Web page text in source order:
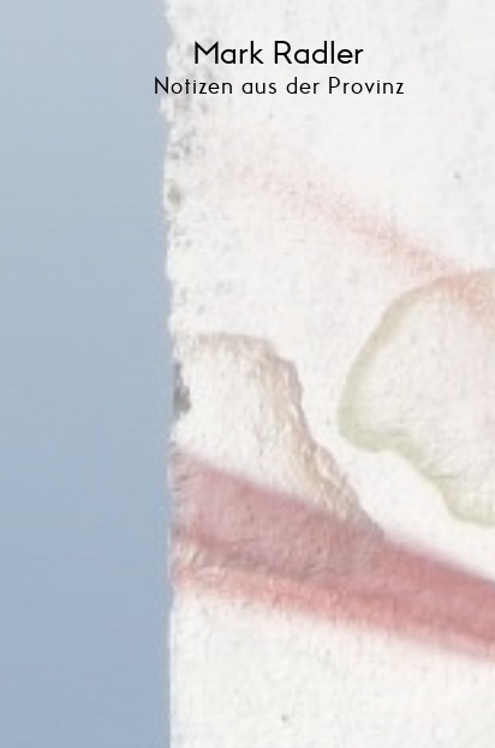
Mark Radler
Notizen aus der Provinz